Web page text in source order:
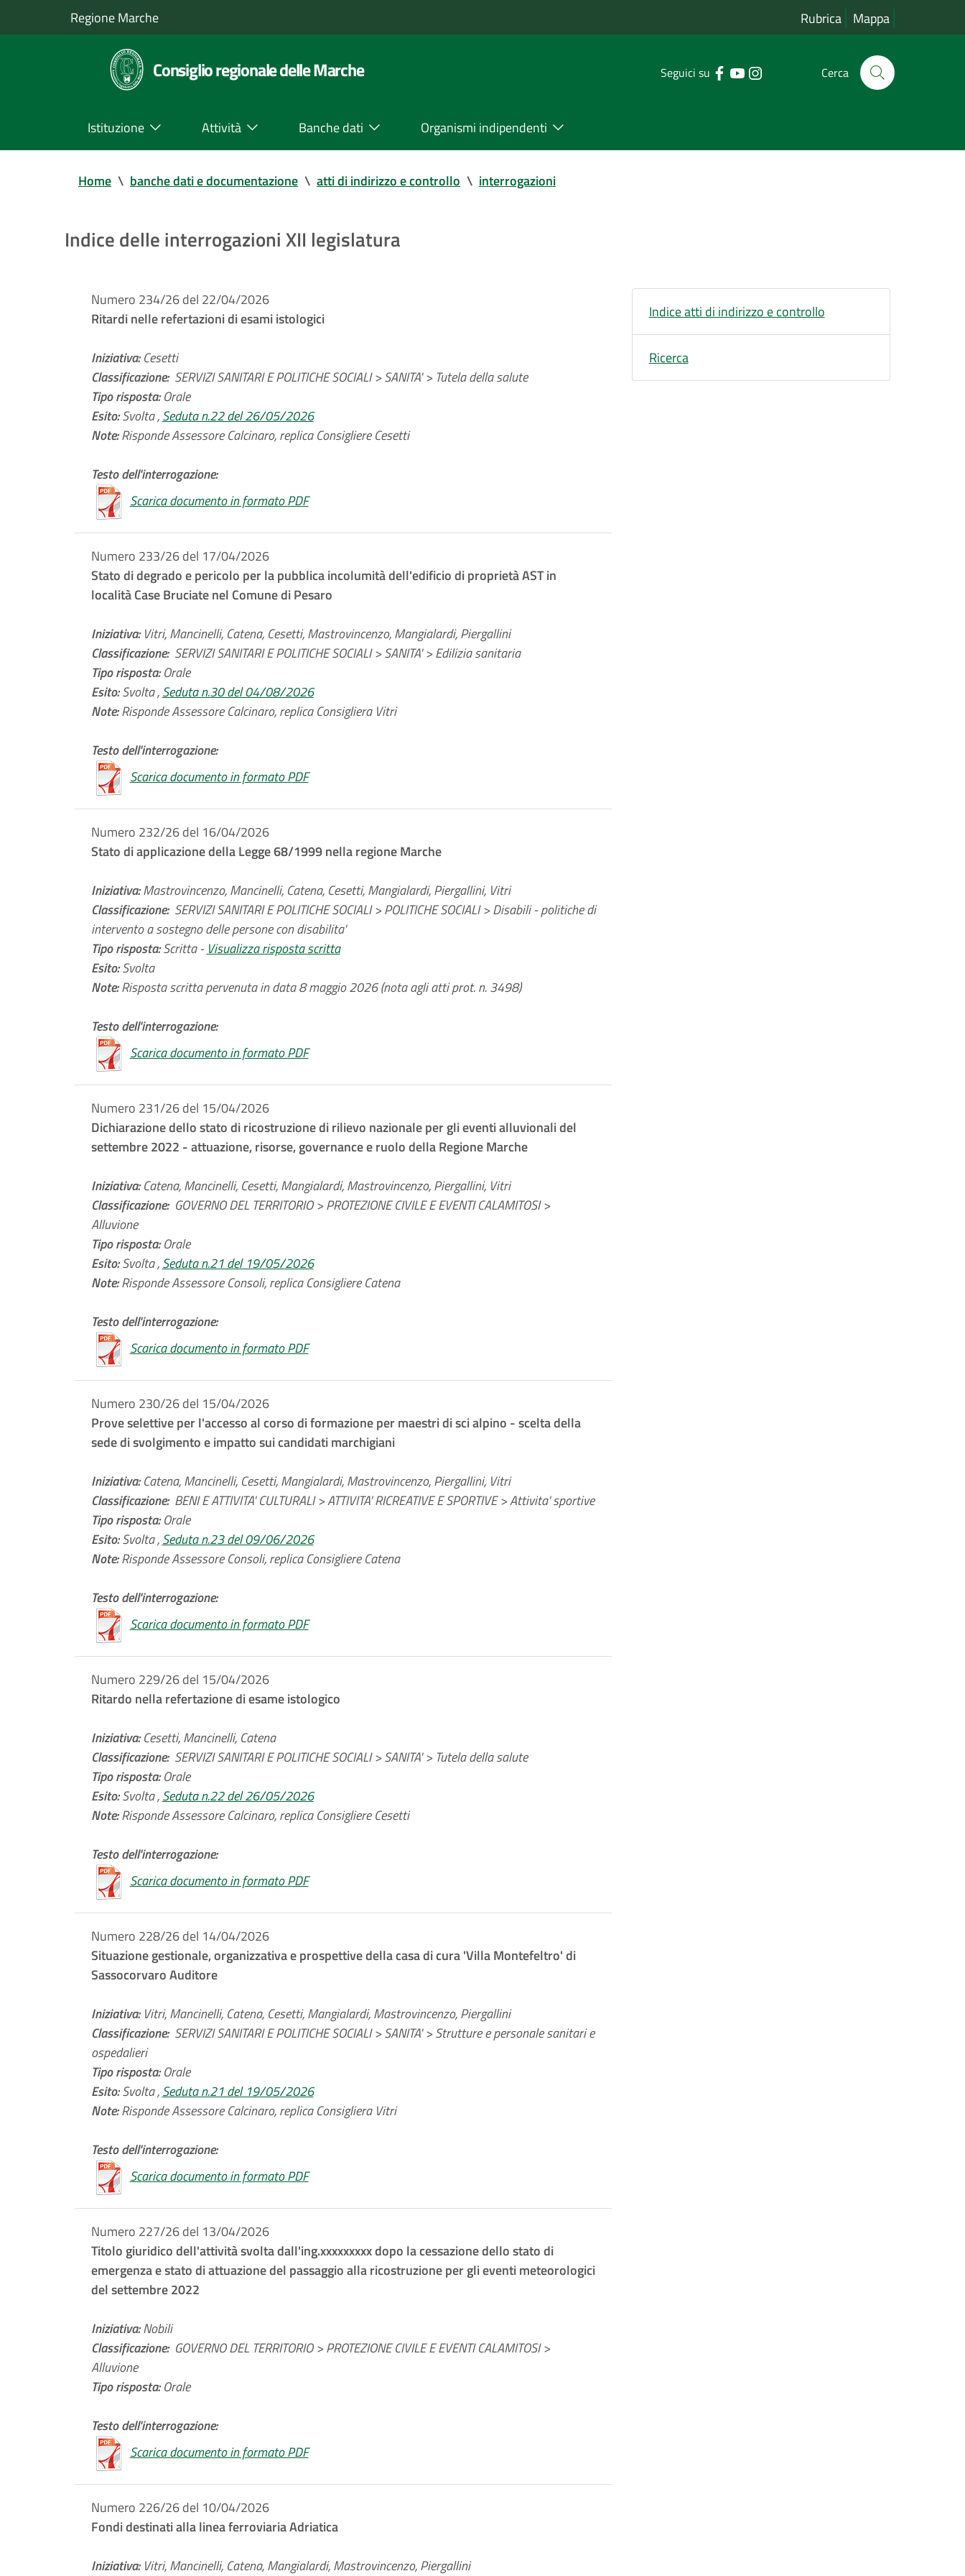
Regione Marche Rubrica Mappa
Consiglio regionale delle Marche Seguici su Cerca
Istituzione Attività Banche dati Organismi indipendenti
Home \ banche dati e documentazione \ atti di indirizzo e controllo \ interrogazioni
Indice delle interrogazioni XII legislatura
Numero 234/26 del 22/04/2026
Ritardi nelle refertazioni di esami istologici
Iniziativa:Cesetti
Classificazione: SERVIZI SANITARI E POLITICHE SOCIALI > SANITA' > Tutela della salute
Tipo risposta:Orale
Esito:Svolta ,Seduta n.22 del 26/05/2026
Note:Risponde Assessore Calcinaro, replica Consigliere Cesetti
Testo dell'interrogazione:
Scarica documento in formato PDF
Numero 233/26 del 17/04/2026
Stato di degrado e pericolo per la pubblica incolumità dell'edificio di proprietà AST in
località Case Bruciate nel Comune di Pesaro
Iniziativa:Vitri, Mancinelli, Catena, Cesetti, Mastrovincenzo, Mangialardi, Piergallini
Classificazione: SERVIZI SANITARI E POLITICHE SOCIALI > SANITA' > Edilizia sanitaria
Tipo risposta:Orale
Esito:Svolta ,Seduta n.30 del 04/08/2026
Note:Risponde Assessore Calcinaro, replica Consigliera Vitri
Testo dell'interrogazione:
Scarica documento in formato PDF
Numero 232/26 del 16/04/2026
Stato di applicazione della Legge 68/1999 nella regione Marche
Iniziativa:Mastrovincenzo, Mancinelli, Catena, Cesetti, Mangialardi, Piergallini, Vitri
Classificazione: SERVIZI SANITARI E POLITICHE SOCIALI > POLITICHE SOCIALI > Disabili - politiche di
intervento a sostegno delle persone con disabilita'
Tipo risposta:Scritta - Visualizza risposta scritta
Esito:Svolta
Note:Risposta scritta pervenuta in data 8 maggio 2026 (nota agli atti prot. n. 3498)
Testo dell'interrogazione:
Scarica documento in formato PDF
Numero 231/26 del 15/04/2026
Dichiarazione dello stato di ricostruzione di rilievo nazionale per gli eventi alluvionali del
settembre 2022 - attuazione, risorse, governance e ruolo della Regione Marche
Iniziativa:Catena, Mancinelli, Cesetti, Mangialardi, Mastrovincenzo, Piergallini, Vitri
Classificazione: GOVERNO DEL TERRITORIO > PROTEZIONE CIVILE E EVENTI CALAMITOSI >
Alluvione
Tipo risposta:Orale
Esito:Svolta ,Seduta n.21 del 19/05/2026
Note:Risponde Assessore Consoli, replica Consigliere Catena
Testo dell'interrogazione:
Scarica documento in formato PDF
Numero 230/26 del 15/04/2026
Prove selettive per l'accesso al corso di formazione per maestri di sci alpino - scelta della
sede di svolgimento e impatto sui candidati marchigiani
Iniziativa:Catena, Mancinelli, Cesetti, Mangialardi, Mastrovincenzo, Piergallini, Vitri
Classificazione: BENI E ATTIVITA' CULTURALI > ATTIVITA' RICREATIVE E SPORTIVE > Attivita' sportive
Tipo risposta:Orale
Esito:Svolta ,Seduta n.23 del 09/06/2026
Note:Risponde Assessore Consoli, replica Consigliere Catena
Testo dell'interrogazione:
Scarica documento in formato PDF
Numero 229/26 del 15/04/2026
Ritardo nella refertazione di esame istologico
Iniziativa:Cesetti, Mancinelli, Catena
Classificazione: SERVIZI SANITARI E POLITICHE SOCIALI > SANITA' > Tutela della salute
Tipo risposta:Orale
Esito:Svolta ,Seduta n.22 del 26/05/2026
Note:Risponde Assessore Calcinaro, replica Consigliere Cesetti
Testo dell'interrogazione:
Scarica documento in formato PDF
Numero 228/26 del 14/04/2026
Situazione gestionale, organizzativa e prospettive della casa di cura 'Villa Montefeltro' di
Sassocorvaro Auditore
Iniziativa:Vitri, Mancinelli, Catena, Cesetti, Mangialardi, Mastrovincenzo, Piergallini
Classificazione: SERVIZI SANITARI E POLITICHE SOCIALI > SANITA' > Strutture e personale sanitari e
ospedalieri
Tipo risposta:Orale
Esito:Svolta ,Seduta n.21 del 19/05/2026
Note:Risponde Assessore Calcinaro, replica Consigliera Vitri
Testo dell'interrogazione:
Scarica documento in formato PDF
Numero 227/26 del 13/04/2026
Titolo giuridico dell'attività svolta dall'ing.xxxxxxxxx dopo la cessazione dello stato di
emergenza e stato di attuazione del passaggio alla ricostruzione per gli eventi meteorologici
del settembre 2022
Iniziativa:Nobili
Classificazione: GOVERNO DEL TERRITORIO > PROTEZIONE CIVILE E EVENTI CALAMITOSI >
Alluvione
Tipo risposta:Orale
Testo dell'interrogazione:
Scarica documento in formato PDF
Numero 226/26 del 10/04/2026
Fondi destinati alla linea ferroviaria Adriatica
Iniziativa:Vitri, Mancinelli, Catena, Mangialardi, Mastrovincenzo, Piergallini
Indice atti di indirizzo e controllo
Ricerca